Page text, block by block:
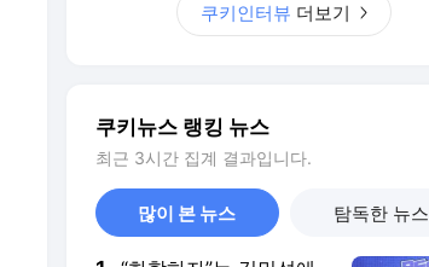
쿠키인터뷰 더보기
쿠키뉴스 랭킹 뉴스
최근 3시간 집계 결과입니다.
많이 본 뉴스 탐독한 뉴스